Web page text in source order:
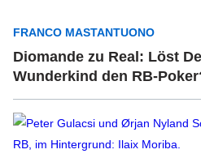
FRANCO MASTANTUONO
Diomande zu Real: Löst
Wunderkind den RB-